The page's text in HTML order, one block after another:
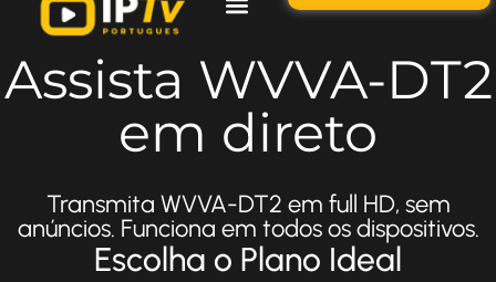
Assista WVVA-DT2
em direto
Transmita WVVA-DT2 em full HD, sem
anúncios. Funciona em todos os dispositivos.
Escolha o Plano Ideal